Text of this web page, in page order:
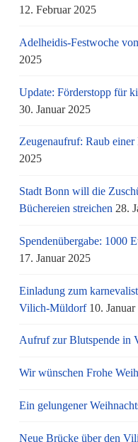
12. Februar 2025
Adelheidis-Festwoche
2025
Update: Förderstopp für
30. Januar 2025
Zeugenaufruf: Raub
2025
Stadt Bonn will die
Büchereien streichen 28.
Spendenübergabe: 1000
17. Januar 2025
Einladung zum
Vilich-Müldorf 10.
Aufruf zur Blutspende in
Wir wünschen Frohe
Ein gelungener
Neue Brücke über den